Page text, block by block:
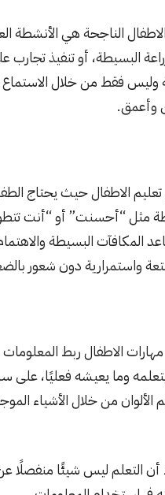
الناجحة هي الأنشطة
البسيطة، أو تنفيذ
وليس فقط من خلال
وأعمق.
الاطفال حيث يحتاج
مثل “أحسنت” أو “أنت
المكافآت البسيطة
واستمرارية دون شعور
الاطفال ربط
وما يعيشه فعليًا،
الألوان من خلال الأشياء
التعلم ليس شيئًا منفصلًا